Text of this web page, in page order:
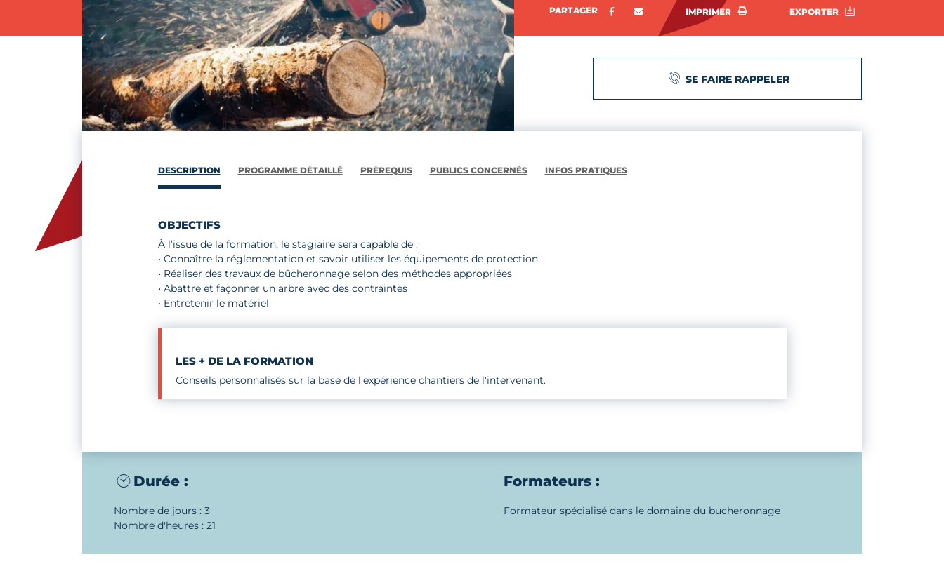
PARTAGER Partager sur Facebook
ENVOYER PAR E-MAIL
IMPRIMER IMPRIMEREXPORTER
SE FAIRE RAPPELER
DESCRIPTION PROGRAMME DÉTAILLÉ PRÉREQUIS PUBLICS CONCERNÉS INFOS PRATIQUES
OBJECTIFS
À l’issue de la formation, le stagiaire sera capable de :
• Connaître la réglementation et savoir utiliser les équipements de protection
• Réaliser des travaux de bûcheronnage selon des méthodes appropriées
• Abattre et façonner un arbre avec des contraintes
• Entretenir le matériel
LES + DE LA FORMATION
Conseils personnalisés sur la base de l'expérience chantiers de l'intervenant.
Durée :
Nombre de jours : 3
Nombre d'heures : 21
Formateurs :
Formateur spécialisé dans le domaine du bucheronnage